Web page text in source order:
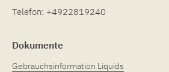
Telefon: +4922819240
Dokumente
Gebrauchsinformation Liquids